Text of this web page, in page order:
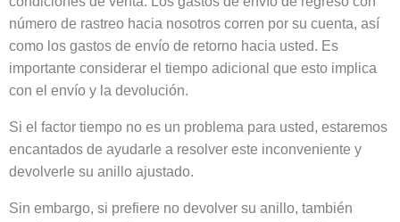
número de rastreo hacia nosotros corren por su cuenta, así
como los gastos de envío de retorno hacia usted. Es
importante considerar el tiempo adicional que esto implica
con el envío y la devolución.
Si el factor tiempo no es un problema para usted, estaremos
encantados de ayudarle a resolver este inconveniente y
devolverle su anillo ajustado.
Sin embargo, si prefiere no devolver su anillo, también